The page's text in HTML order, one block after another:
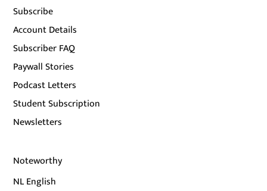
Subscribe
Account Details
Subscriber FAQ
Paywall Stories
Podcast Letters
Student Subscription
Newsletters
Noteworthy
NL English